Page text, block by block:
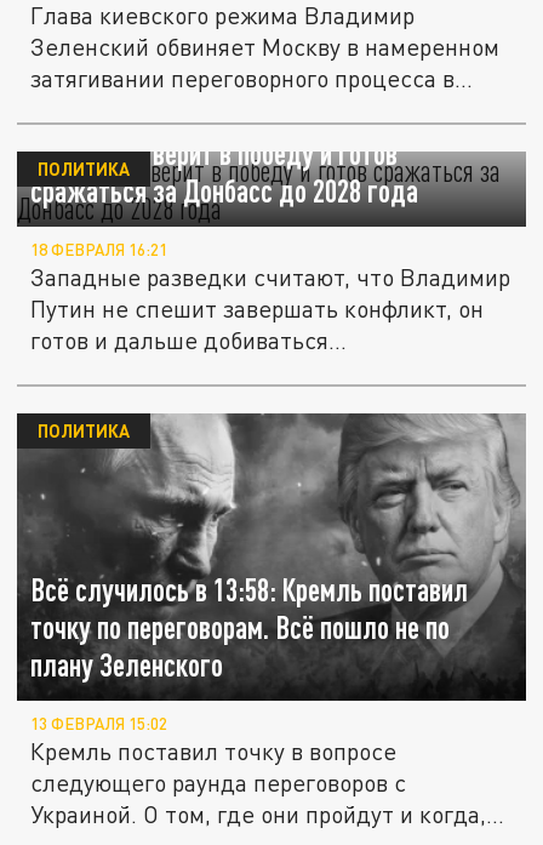
Глава киевского режима Владимир
Зеленский обвиняет Москву в намеренном
затягивании переговорного процесса в...
NYT: Путин верит в победу и готов
сражаться за Донбасс до 2028 года
ПОЛИТИКА
18 ФЕВРАЛЯ 16:21
Западные разведки считают, что Владимир
Путин не спешит завершать конфликт, он
готов и дальше добиваться...
Всё случилось в 13:58: Кремль поставил
точку по переговорам. Всё пошло не по
плану Зеленского
ПОЛИТИКА
13 ФЕВРАЛЯ 15:02
Кремль поставил точку в вопросе
следующего раунда переговоров с
Украиной. О том, где они пройдут и когда,...